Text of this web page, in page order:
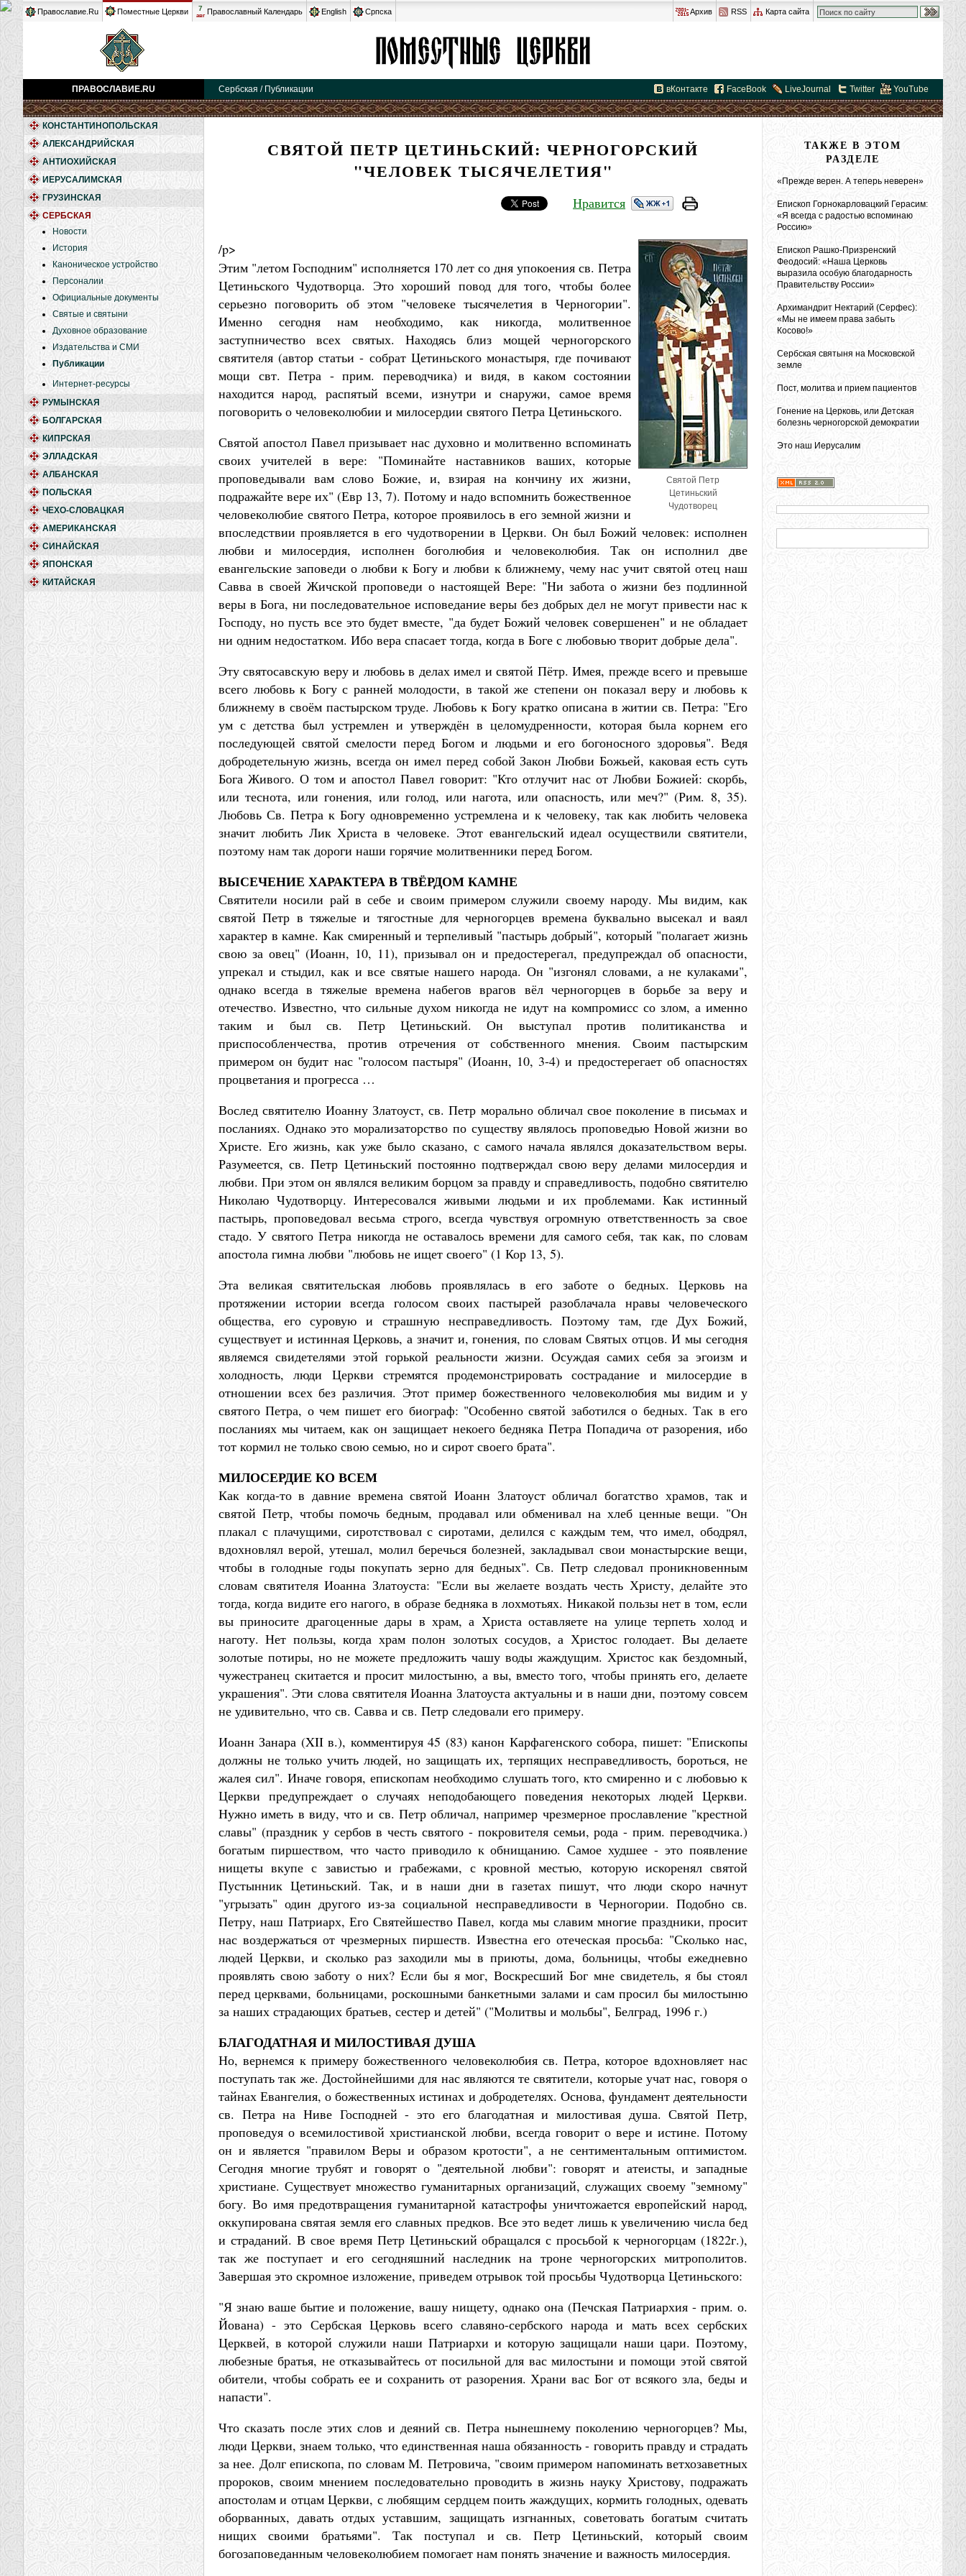
Православие.Ru Поместные Церкви 7
авг Православный Календарь English Српска Архив RSS Карта сайта
ПРАВОСЛАВИЕ.RU Сербская / Публикации вКонтакте FaceBook LiveJournal Twitter YouTube
КОНСТАНТИНОПОЛЬСКАЯ
АЛЕКСАНДРИЙСКАЯ
АНТИОХИЙСКАЯ
ИЕРУСАЛИМСКАЯ
ГРУЗИНСКАЯ
СЕРБСКАЯ
Новости
История
Каноническое устройство
Персоналии
Официальные документы
Святые и святыни
Духовное образование
Издательства и СМИ
Публикации
Интернет-ресурсы
РУМЫНСКАЯ
БОЛГАРСКАЯ
КИПРСКАЯ
ЭЛЛАДСКАЯ
АЛБАНСКАЯ
ПОЛЬСКАЯ
ЧЕХО-СЛОВАЦКАЯ
АМЕРИКАНСКАЯ
СИНАЙСКАЯ
ЯПОНСКАЯ
КИТАЙСКАЯ
СВЯТОЙ ПЕТР ЦЕТИНЬСКИЙ: ЧЕРНОГОРСКИЙ
"ЧЕЛОВЕК ТЫСЯЧЕЛЕТИЯ"
Нравится
Святой Петр
Цетиньский
Чудотворец
/p>
Этим "летом Господним" исполняется 170 лет со дня упокоения св. Петра
Цетиньского Чудотворца. Это хороший повод для того, чтобы более
серьезно поговорить об этом "человеке тысячелетия в Черногории".
Именно сегодня нам необходимо, как никогда, молитвенное
заступничество всех святых. Находясь близ мощей черногорского
святителя (автор статьи - собрат Цетиньского монастыря, где почивают
мощи свт. Петра - прим. переводчика) и видя, в каком состоянии
находится народ, распятый всеми, изнутри и снаружи, самое время
поговорить о человеколюбии и милосердии святого Петра Цетиньского.
Святой апостол Павел призывает нас духовно и молитвенно вспоминать
своих учителей в вере: "Поминайте наставников ваших, которые
проповедывали вам слово Божие, и, взирая на кончину их жизни,
подражайте вере их" (Евр 13, 7). Потому и надо вспомнить божественное
человеколюбие святого Петра, которое проявилось в его земной жизни и
впоследствии проявляется в его чудотворении в Церкви. Он был Божий человек: исполнен
любви и милосердия, исполнен боголюбия и человеколюбия. Так он исполнил две
евангельские заповеди о любви к Богу и любви к ближнему, чему нас учит святой отец наш
Савва в своей Жичской проповеди о настоящей Вере: "Ни забота о жизни без подлинной
веры в Бога, ни последовательное исповедание веры без добрых дел не могут привести нас к
Господу, но пусть все это будет вместе, "да будет Божий человек совершенен" и не обладает
ни одним недостатком. Ибо вера спасает тогда, когда в Боге с любовью творит добрые дела".
Эту святосавскую веру и любовь в делах имел и святой Пётр. Имея, прежде всего и превыше
всего любовь к Богу с ранней молодости, в такой же степени он показал веру и любовь к
ближнему в своём пастырском труде. Любовь к Богу кратко описана в житии св. Петра: "Его
ум с детства был устремлен и утверждён в целомудренности, которая была корнем его
последующей святой смелости перед Богом и людьми и его богоносного здоровья". Ведя
добродетельную жизнь, всегда он имел перед собой Закон Любви Божьей, каковая есть суть
Бога Живого. О том и апостол Павел говорит: "Кто отлучит нас от Любви Божией: скорбь,
или теснота, или гонения, или голод, или нагота, или опасность, или меч?" (Рим. 8, 35).
Любовь Св. Петра к Богу одновременно устремлена и к человеку, так как любить человека
значит любить Лик Христа в человеке. Этот евангельский идеал осуществили святители,
поэтому нам так дороги наши горячие молитвенники перед Богом.
ВЫСЕЧЕНИЕ ХАРАКТЕРА В ТВЁРДОМ КАМНЕ
Святители носили рай в себе и своим примером служили своему народу. Мы видим, как
святой Петр в тяжелые и тягостные для черногорцев времена буквально высекал и ваял
характер в камне. Как смиренный и терпеливый "пастырь добрый", который "полагает жизнь
свою за овец" (Иоанн, 10, 11), призывал он и предостерегал, предупреждал об опасности,
упрекал и стыдил, как и все святые нашего народа. Он "изгонял словами, а не кулаками",
однако всегда в тяжелые времена набегов врагов вёл черногорцев в борьбе за веру и
отечество. Известно, что сильные духом никогда не идут на компромисс со злом, а именно
таким и был св. Петр Цетиньский. Он выступал против политиканства и
приспособленчества, против отречения от собственного мнения. Своим пастырским
примером он будит нас "голосом пастыря" (Иоанн, 10, 3-4) и предостерегает об опасностях
процветания и прогресса …
Вослед святителю Иоанну Златоуст, св. Петр морально обличал свое поколение в письмах и
посланиях. Однако это морализаторство по существу являлось проповедью Новой жизни во
Христе. Его жизнь, как уже было сказано, с самого начала являлся доказательством веры.
Разумеется, св. Петр Цетиньский постоянно подтверждал свою веру делами милосердия и
любви. При этом он являлся великим борцом за правду и справедливость, подобно святителю
Николаю Чудотворцу. Интересовался живыми людьми и их проблемами. Как истинный
пастырь, проповедовал весьма строго, всегда чувствуя огромную ответственность за свое
стадо. У святого Петра никогда не оставалось времени для самого себя, так как, по словам
апостола гимна любви "любовь не ищет своего" (1 Кор 13, 5).
Эта великая святительская любовь проявлялась в его заботе о бедных. Церковь на
протяжении истории всегда голосом своих пастырей разоблачала нравы человеческого
общества, его суровую и страшную несправедливость. Поэтому там, где Дух Божий,
существует и истинная Церковь, а значит и, гонения, по словам Святых отцов. И мы сегодня
являемся свидетелями этой горькой реальности жизни. Осуждая самих себя за эгоизм и
холодность, люди Церкви стремятся продемонстрировать сострадание и милосердие в
отношении всех без различия. Этот пример божественного человеколюбия мы видим и у
святого Петра, о чем пишет его биограф: "Особенно святой заботился о бедных. Так в его
посланиях мы читаем, как он защищает некоего бедняка Петра Попадича от разорения, ибо
тот кормил не только свою семью, но и сирот своего брата".
МИЛОСЕРДИЕ КО ВСЕМ
Как когда-то в давние времена святой Иоанн Златоуст обличал богатство храмов, так и
святой Петр, чтобы помочь бедным, продавал или обменивал на хлеб ценные вещи. "Он
плакал с плачущими, сиротствовал с сиротами, делился с каждым тем, что имел, ободрял,
вдохновлял верой, утешал, молил беречься болезней, закладывал свои монастырские вещи,
чтобы в голодные годы покупать зерно для бедных". Св. Петр следовал проникновенным
словам святителя Иоанна Златоуста: "Если вы желаете воздать честь Христу, делайте это
тогда, когда видите его нагого, в образе бедняка в лохмотьях. Никакой пользы нет в том, если
вы приносите драгоценные дары в храм, а Христа оставляете на улице терпеть холод и
наготу. Нет пользы, когда храм полон золотых сосудов, а Христос голодает. Вы делаете
золотые потиры, но не можете предложить чашу воды жаждущим. Христос как бездомный,
чужестранец скитается и просит милостыню, а вы, вместо того, чтобы принять его, делаете
украшения". Эти слова святителя Иоанна Златоуста актуальны и в наши дни, поэтому совсем
не удивительно, что св. Савва и св. Петр следовали его примеру.
Иоанн Занара (XII в.), комментируя 45 (83) канон Карфагенского собора, пишет: "Епископы
должны не только учить людей, но защищать их, терпящих несправедливость, бороться, не
жалея сил". Иначе говоря, епископам необходимо слушать того, кто смиренно и с любовью к
Церкви предупреждает о случаях неподобающего поведения некоторых людей Церкви.
Нужно иметь в виду, что и св. Петр обличал, например чрезмерное прославление "крестной
славы" (праздник у сербов в честь святого - покровителя семьи, рода - прим. переводчика.)
богатым пиршеством, что часто приводило к обнищанию. Самое худшее - это появление
нищеты вкупе с завистью и грабежами, с кровной местью, которую искоренял святой
Пустынник Цетиньский. Так, и в наши дни в газетах пишут, что люди скоро начнут
"угрызать" один другого из-за социальной несправедливости в Черногории. Подобно св.
Петру, наш Патриарх, Его Святейшество Павел, когда мы славим многие праздники, просит
нас воздержаться от чрезмерных пиршеств. Известна его отеческая просьба: "Сколько нас,
людей Церкви, и сколько раз заходили мы в приюты, дома, больницы, чтобы ежедневно
проявлять свою заботу о них? Если бы я мог, Воскресший Бог мне свидетель, я бы стоял
перед церквами, больницами, роскошными банкетными залами и сам просил бы милостыню
за наших страдающих братьев, сестер и детей" ("Молитвы и мольбы", Белград, 1996 г.)
БЛАГОДАТНАЯ И МИЛОСТИВАЯ ДУША
Но, вернемся к примеру божественного человеколюбия св. Петра, которое вдохновляет нас
поступать так же. Достойнейшими для нас являются те святители, которые учат нас, говоря о
тайнах Евангелия, о божественных истинах и добродетелях. Основа, фундамент деятельности
св. Петра на Ниве Господней - это его благодатная и милостивая душа. Святой Петр,
проповедуя о всемилостивой христианской любви, всегда говорит о вере и истине. Потому
он и является "правилом Веры и образом кротости", а не сентиментальным оптимистом.
Сегодня многие трубят и говорят о "деятельной любви": говорят и атеисты, и западные
христиане. Существует множество гуманитарных организаций, служащих своему "земному"
богу. Во имя предотвращения гуманитарной катастрофы уничтожается европейский народ,
оккупирована святая земля его славных предков. Все это ведет лишь к увеличению числа бед
и страданий. В свое время Петр Цетиньский обращался с просьбой к черногорцам (1822г.),
так же поступает и его сегодняшний наследник на троне черногорских митрополитов.
Завершая это скромное изложение, приведем отрывок той просьбы Чудотворца Цетиньского:
"Я знаю ваше бытие и положение, вашу нищету, однако она (Печская Патриархия - прим. о.
Йована) - это Сербская Церковь всего славяно-сербского народа и мать всех сербских
Церквей, в которой служили наши Патриархи и которую защищали наши цари. Поэтому,
любезные братья, не отказывайтесь от посильной для вас милостыни и помощи этой святой
обители, чтобы собрать ее и сохранить от разорения. Храни вас Бог от всякого зла, беды и
напасти".
Что сказать после этих слов и деяний св. Петра нынешнему поколению черногорцев? Мы,
люди Церкви, знаем только, что единственная наша обязанность - говорить правду и страдать
за нее. Долг епископа, по словам М. Петровича, "своим примером напоминать ветхозаветных
пророков, своим мнением последовательно проводить в жизнь науку Христову, подражать
апостолам и отцам Церкви, с любящим сердцем поить жаждущих, кормить голодных, одевать
оборванных, давать отдых уставшим, защищать изгнанных, советовать богатым считать
нищих своими братьями". Так поступал и св. Петр Цетиньский, который своим
богозаповеданным человеколюбием помогает нам понять значение и важность милосердия.
ТАКЖЕ В ЭТОМ
РАЗДЕЛЕ
«Прежде верен. А теперь неверен»
Епископ Горнокарловацкий Герасим:
«Я всегда с радостью вспоминаю
Россию»
Епископ Рашко-Призренский
Феодосий: «Наша Церковь
выразила особую благодарность
Правительству России»
Архимандрит Нектарий (Серфес):
«Мы не имеем права забыть
Косово!»
Сербская святыня на Московской
земле
Пост, молитва и прием пациентов
Гонение на Церковь, или Детская
болезнь черногорской демократии
Это наш Иерусалим